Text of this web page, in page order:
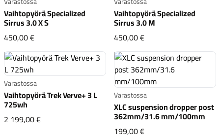
Vaihtopyörä Specialized
Sirrus 3.0 X S
450,00 €Vaihtopyörä Specialized Sirrus 3.0 X S
Vaihtopyörä Specialized
Sirrus 3.0 M
450,00 €Vaihtopyörä
Varastossa
Vaihtopyörä Trek Verve+ 3 L
725wh
2 199,00 €Vaihtopyörä Trek Verve+ 3 L 725wh
Varastossa
XLC suspension dropper post
362mm/31.6 mm/100mm
199,00 €XLC suspension